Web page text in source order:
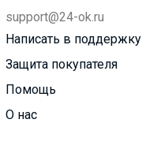
support@24-ok.ru
Написать в поддержку
Защита покупателя
Помощь
О нас